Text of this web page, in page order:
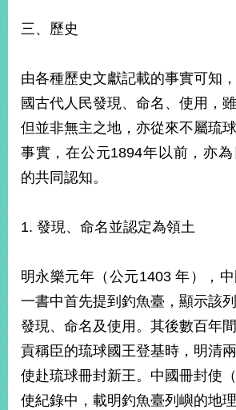
關
部
長
信
箱
粉
絲
專
頁
政
府
網
站
資
料
開
三、歷史
由各種歷史文獻記載的事實可知
國古代人民發現、命名、使用，
但並非無主之地，亦從來不屬琉
事實，在公元1894年以前，亦
的共同認知。
1. 發現、命名並認定為領土
明永樂元年（公元1403 年），中
一書中首先提到釣魚臺，顯示該
發現、命名及使用。其後數百年
貢稱臣的琉球國王登基時，明清
使赴琉球冊封新王。中國冊封使
使紀錄中，載明釣魚臺列嶼的地